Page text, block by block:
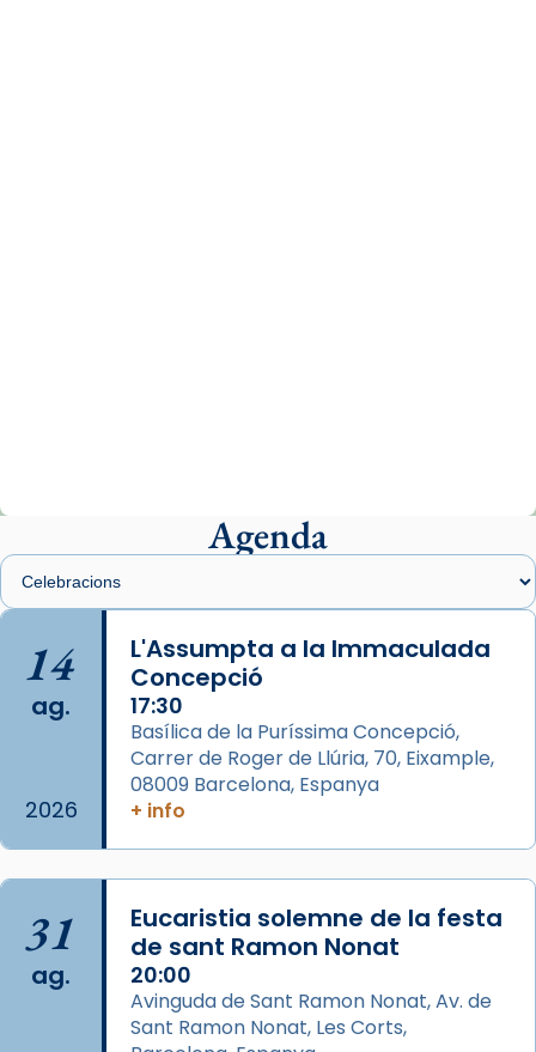
presidit aquest 27 de juliol la missa de Les
Santes de Mataró.
🔗
📸 J. Merino
Photo
View on Facebook ·
Arquebisbat de Barcelonais at Catedral
de Barcelona.
2 weeks ago
comitè organitzador de la visita apostòlica
del Sant Pare Lleó XIV a Barcelona, i als
col·laboradors, a la Catedral de Barcelona.
L’arquebisbe de Barcelona, el cardenal Joan
Agenda
14
ag.
2026
L'Assumpta a la Immaculada
Concepció
17:30
Basílica de la Puríssima Concepció,
Carrer de Roger de Llúria, 70, Eixample,
08009 Barcelona, Espanya
+ info
31
ag.
Eucaristia solemne de la festa
de sant Ramon Nonat
20:00
Avinguda de Sant Ramon Nonat, Av. de
Sant Ramon Nonat, Les Corts,